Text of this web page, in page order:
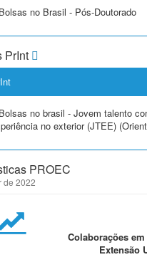
no Brasil - Pós-Doutorado
PrInt
no brasil - Jovem talento
no exterior (JTEE)
PROEC
de 2022
Colaborações
Extensão